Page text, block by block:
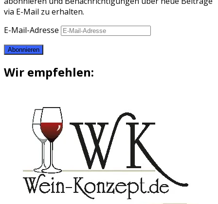
via E-Mail zu erhalten.
E-Mail-Adresse
Abonnieren
Wir empfehlen: